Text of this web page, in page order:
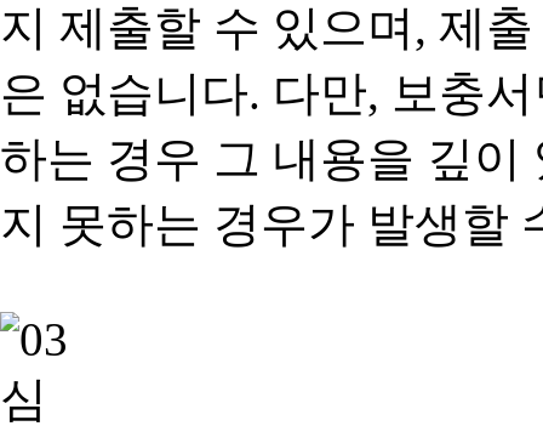
지 제출할 수 있으며, 제
은 없습니다. 다만, 보충
하는 경우 그 내용을 깊이
지 못하는 경우가 발생할